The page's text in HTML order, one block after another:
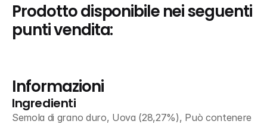
Prodotto disponibile nei seguenti
punti vendita:
Informazioni
Ingredienti
Semola di grano duro, Uova (28,27%), Può contenere